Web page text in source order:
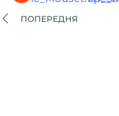
ПОПЕРЕДНЯ